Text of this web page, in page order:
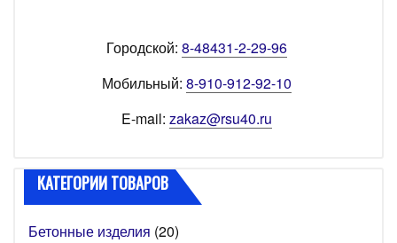
Городской: 8-48431-2-29-96
Мобильный: 8-910-912-92-10
E-mail: zakaz@rsu40.ru
КАТЕГОРИИ ТОВАРОВ
Бетонные изделия (20)